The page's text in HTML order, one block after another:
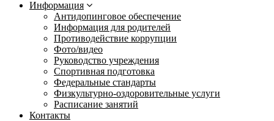
Информация
Антидопинговое обеспечение
Информация для родителей
Противодействие коррупции
Фото/видео
Руководство учреждения
Спортивная подготовка
Федеральные стандарты
Физкультурно-оздоровительные услуги
Расписание занятий
Контакты